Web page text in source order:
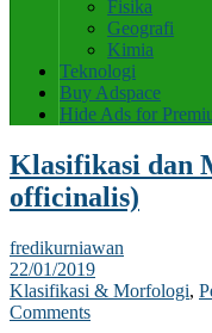
Fisika
Geografi
Kimia
Teknologi
Buy Adspace
Hide Ads for
Klasifikasi dan
officinalis)
fredikurniawan
22/01/2019
Klasifikasi & Morfologi,
Comments